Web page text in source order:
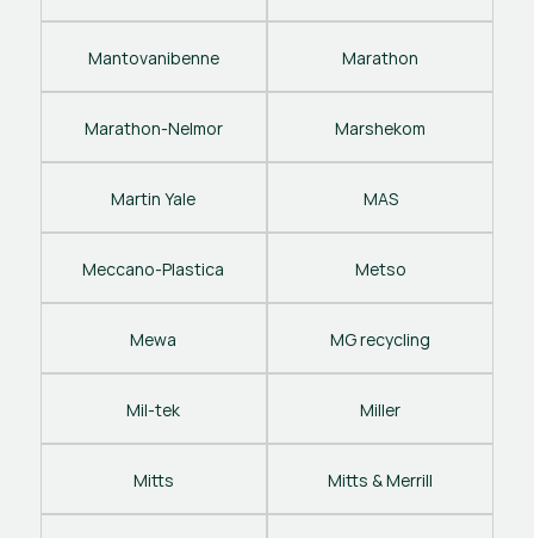
Mantovanibenne Marathon
Marathon-Nelmor Marshekom
Martin Yale MAS
Meccano-Plastica Metso
Mewa MG recycling
Mil-tek Miller
Mitts Mitts & Merrill